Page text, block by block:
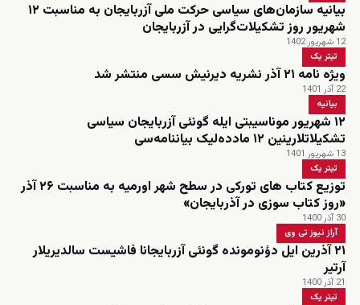
بیانیه سازمان‌های سیاسی حرکت ملی آزربایجان به مناسبت ۱۲
شهریور روز تشکیلات‌گرایی در آزربایجان
12 شهریور 1402
تیتر یک
ویژه نامه ۲۱ آذر نشریه دیرنیش سسی منتشر شد
22 آذر 1401
بیانیه
۱۲ شهریور موناسیبتی ایله گونئی آزربایجان سیاسی
تشکیلاتلارینین ۱۲ مادده‌لیک بیاننامه‌سی
13 شهریور 1401
تیتر یک
توزیع کتاب های تورکی در سطح شهر اورمیه به مناسبت ۲۶ آذر
«روز کتاب سوزی در آذربایجان»
30 آذر 1400
آراز نیوز تی وی
۲۱ آذرین ایل دؤنومونده گونئی آزربایجانا فاشیست سالدیریلار
آرتیر‌
21 آذر 1400
تیتر یک